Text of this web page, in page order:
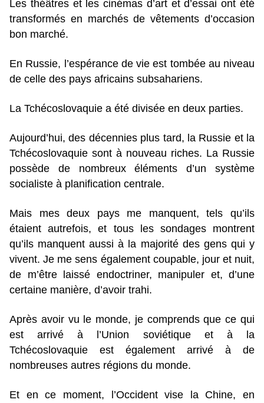
Les théâtres et les cinémas d’art et d’essai ont été
transformés en marchés de vêtements d’occasion
bon marché.
En Russie, l’espérance de vie est tombée au niveau
de celle des pays africains subsahariens.
La Tchécoslovaquie a été divisée en deux parties.
Aujourd’hui, des décennies plus tard, la Russie et la
Tchécoslovaquie sont à nouveau riches. La Russie
possède de nombreux éléments d’un système
socialiste à planification centrale.
Mais mes deux pays me manquent, tels qu’ils
étaient autrefois, et tous les sondages montrent
qu’ils manquent aussi à la majorité des gens qui y
vivent. Je me sens également coupable, jour et nuit,
de m’être laissé endoctriner, manipuler et, d’une
certaine manière, d’avoir trahi.
Après avoir vu le monde, je comprends que ce qui
est arrivé à l’Union soviétique et à la
Tchécoslovaquie est également arrivé à de
nombreuses autres régions du monde.
Et en ce moment, l’Occident vise la Chine, en